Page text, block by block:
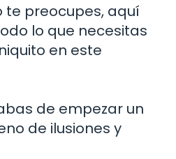
te preocupes, aquí
lo que necesitas
en este
de empezar un
de ilusiones y